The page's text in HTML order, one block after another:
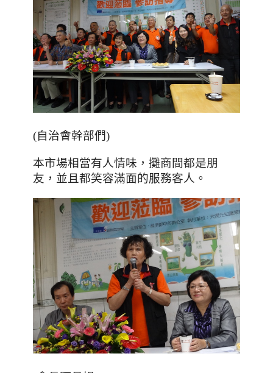
(自治會幹部們)
本市場相當有人情味 ，攤商間都是朋
友，並且都笑容滿面的服務客人。